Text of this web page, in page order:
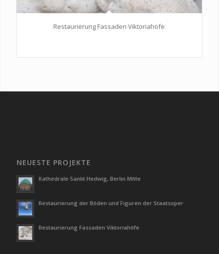
Restaurierung Fassaden Viktoriahöfe
NEUESTE PROJEKTE
Kathedrale Sankt Hedwig, Berlin Mitte
Restaurierung der Böden und Figuren der Staatsoper
Restaurierung Fassaden Viktoriahöfe